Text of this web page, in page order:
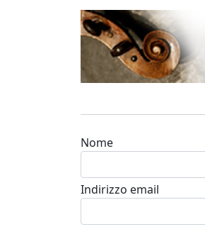
Nome
Indirizzo email